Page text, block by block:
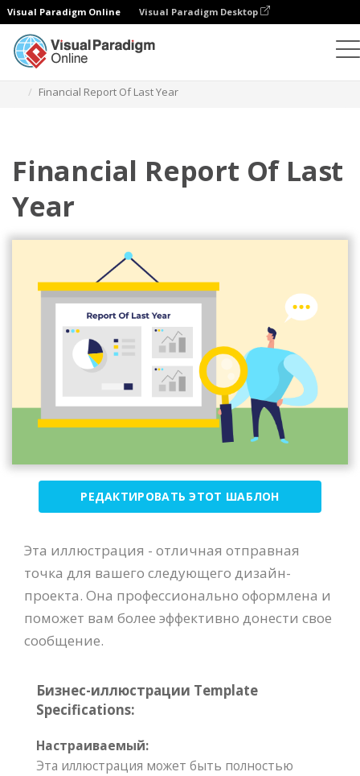
Visual Paradigm Online Visual Paradigm Desktop
Financial Report Of Last Year
Financial Report Of Last
Year
РЕДАКТИРОВАТЬ ЭТОТ ШАБЛОН
Эта иллюстрация - отличная отправная
точка для вашего следующего дизайн-
проекта. Она профессионально оформлена и
поможет вам более эффективно донести свое
сообщение.
Бизнес-иллюстрации Template
Specifications:
Настраиваемый:
Эта иллюстрация может быть полностью